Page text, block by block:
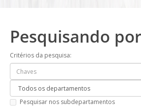
Pesquisando por
Critérios da pesquisa:
Pesquisar nos subdepartamentos